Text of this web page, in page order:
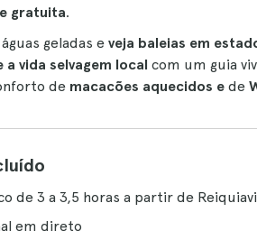
gratuita.
geladas e veja baleias em
vida selvagem local com um guia
de macacões aquecidos e de
de 3 a 3,5 horas a partir de
em direto